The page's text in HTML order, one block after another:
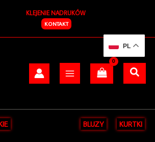
KLEJENIE NADRUKÓW
KONTAKT
BLUZY KURTKI
PL